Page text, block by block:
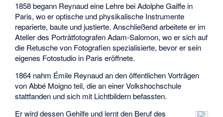
1858 begann Reynaud eine Lehre bei Adolphe Gaiffe in
Paris, wo er optische und physikalische Instrumente
reparierte, baute und justierte. Anschließend arbeitete er im
Atelier des Porträtfotografen Adam-Salomon, wo er sich auf
die Retusche von Fotografien spezialisierte, bevor er sein
eigenes Fotostudio in Paris eröffnete.
1864 nahm Émile Reynaud an den öffentlichen Vorträgen
vonAbbé Moignoteil, die an einer Volkshochschule
stattfanden und sich mit Lichtbildern befassten.
Er wird dessen Gehilfe und lernt den Beruf des